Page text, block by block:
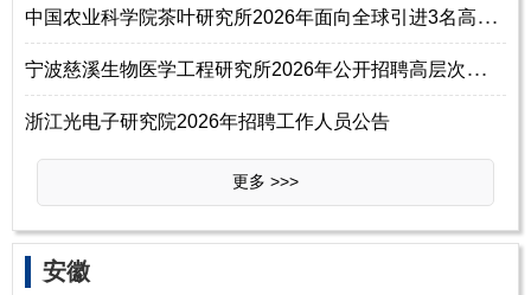
中
国农业科学院茶叶研究所2026年面向全球引进3名高层次人才公告
宁
波慈溪生物医学工程研究所2026年公开招聘高层次紧缺人才公告
浙江光电子研究院2026年招聘工作人员公告
更多 >>>
‌‌安徽